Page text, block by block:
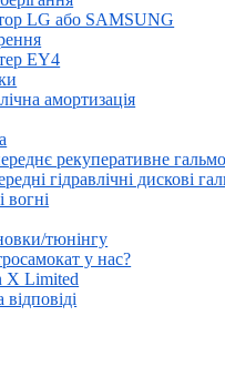
LG або SAMSUNG
EY4
амортизація
рекуперативне гальмо
гідравлічні дискові
вогні
тюнінгу
у нас?
X Limited